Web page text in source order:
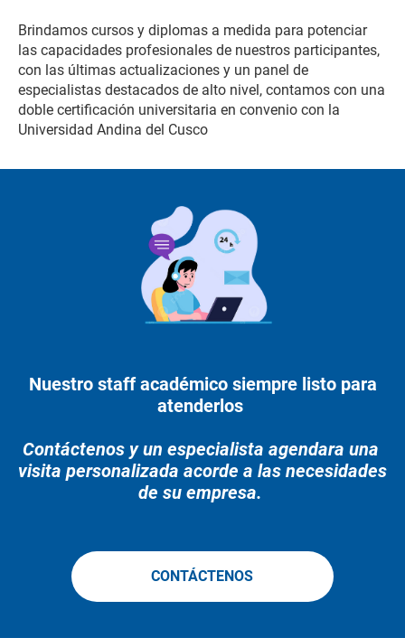
Brindamos cursos y diplomas a medida para potenciar
las capacidades profesionales de nuestros participantes,
con las últimas actualizaciones y un panel de
especialistas destacados de alto nivel, contamos con una
doble certificación universitaria en convenio con la
Universidad Andina del Cusco
Nuestro staff académico siempre listo para
atenderlos
Contáctenos y un especialista agendara una
visita personalizada acorde a las necesidades
de su empresa.
CONTÁCTENOS